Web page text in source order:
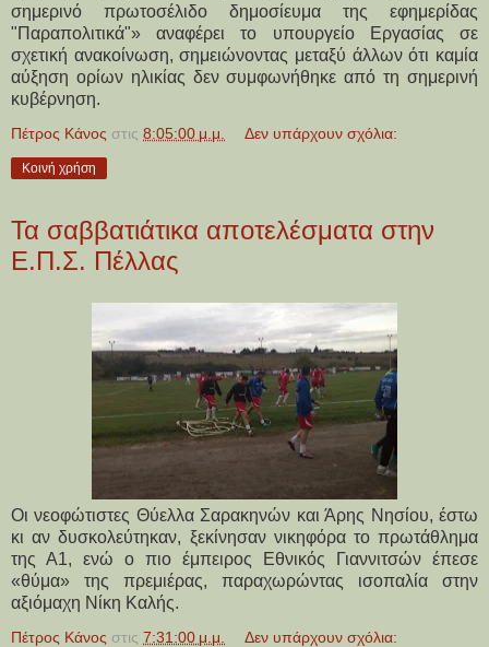
σημερινό πρωτοσέλιδο δημοσίευμα της εφημερίδας
"Παραπολιτικά"» αναφέρει το υπουργείο Εργασίας σε
σχετική ανακοίνωση, σημειώνοντας μεταξύ άλλων ότι καμία
αύξηση ορίων ηλικίας δεν συμφωνήθηκε από τη σημερινή
κυβέρνηση.
Πέτρος Κάνος στις 8:05:00 μ.μ. Δεν υπάρχουν σχόλια:
Κοινή χρήση
Τα σαββατιάτικα αποτελέσματα στην
Ε.Π.Σ. Πέλλας
Οι νεοφώτιστες Θύελλα Σαρακηνών και Άρης Νησίου, έστω
κι αν δυσκολεύτηκαν, ξεκίνησαν νικηφόρα το πρωτάθλημα
της Α1, ενώ ο πιο έμπειρος Εθνικός Γιαννιτσών έπεσε
«θύμα» της πρεμιέρας, παραχωρώντας ισοπαλία στην
αξιόμαχη Νίκη Καλής.
Πέτρος Κάνος στις 7:31:00 μ.μ. Δεν υπάρχουν σχόλια: